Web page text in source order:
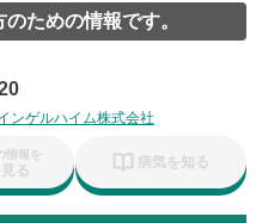
ための情報です。
ンゲルハイム株式会社
情報を
る 病気を知る